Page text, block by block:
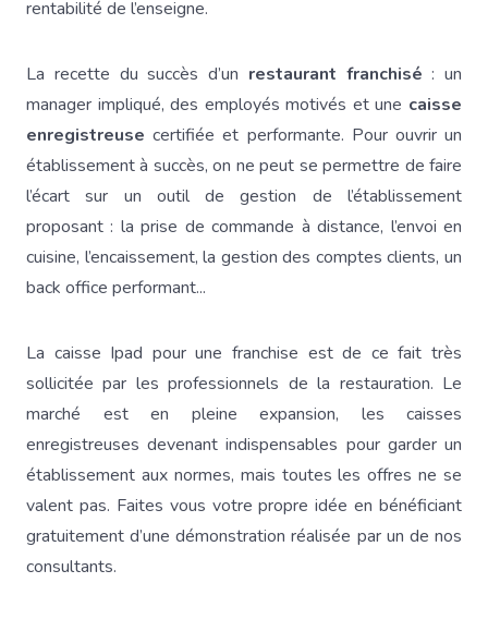
rentabilité de l’enseigne.
La recette du succès d’un restaurant franchisé : un
manager impliqué, des employés motivés et une caisse
enregistreuse certifiée et performante. Pour ouvrir un
établissement à succès, on ne peut se permettre de faire
l’écart sur un outil de gestion de l’établissement
proposant : la prise de commande à distance, l’envoi en
cuisine, l’encaissement, la gestion des comptes clients, un
back office performant...
La caisse Ipad pour une franchise est de ce fait très
sollicitée par les professionnels de la restauration. Le
marché est en pleine expansion, les caisses
enregistreuses devenant indispensables pour garder un
établissement aux normes, mais toutes les offres ne se
valent pas. Faites vous votre propre idée en bénéficiant
gratuitement d’une démonstration réalisée par un de nos
consultants.